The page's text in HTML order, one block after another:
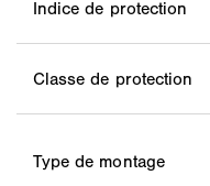
Indice de protection
Classe de protection
Type de montage